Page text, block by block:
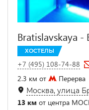
Bratislavskaya
ХОСТЕЛЫ
+7 (495) 108-74-88
2.3 км от
Перерва
Москва, улица
13 км от центра